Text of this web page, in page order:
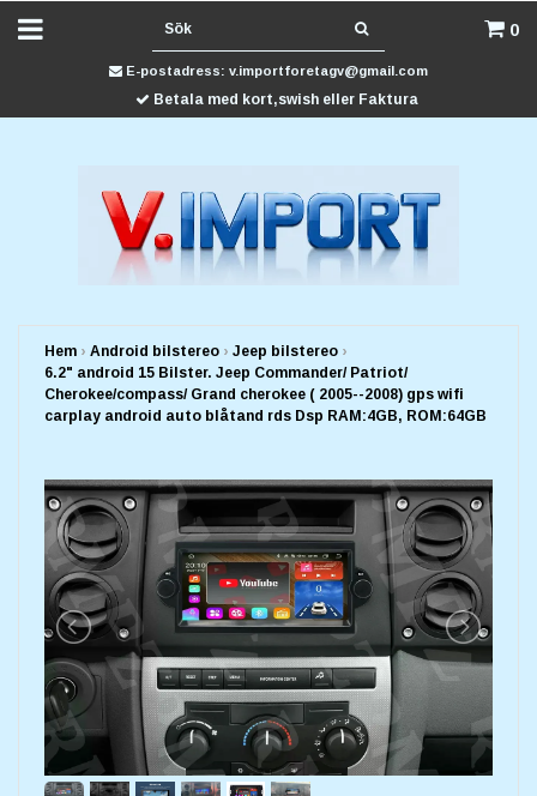
0
E-postadress: v.importforetagv@gmail.com
Betala med kort,swish eller Faktura
Hem › Android bilstereo › Jeep bilstereo ›
6.2" android 15 Bilster. Jeep Commander/ Patriot/
Cherokee/compass/ Grand cherokee ( 2005--2008) gps wifi
carplay android auto blåtand rds Dsp RAM:4GB, ROM:64GB